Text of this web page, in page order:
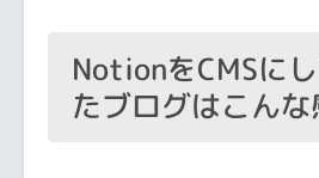
NotionをCMSに
たブログはこんな